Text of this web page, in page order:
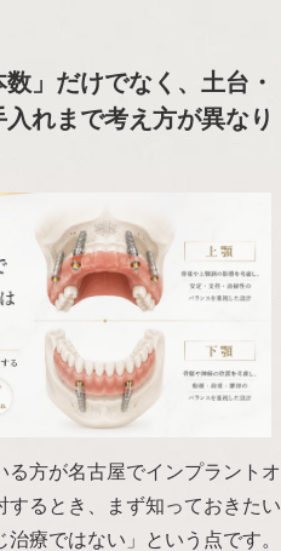
」だけでなく、土台・
れまで考え方が異なり
る方が名古屋でインプラントオ
するとき、まず知っておきたい
療ではない」という点です。